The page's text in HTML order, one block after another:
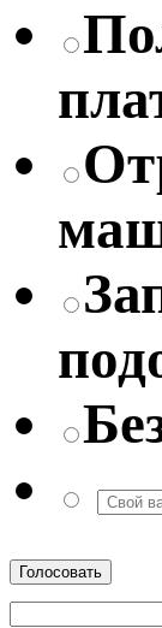
Голосовать